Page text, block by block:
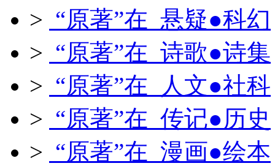
> “原著”在 悬疑●科幻
> “原著”在 诗歌●诗集
> “原著”在 人文●社科
> “原著”在 传记●历史
> “原著”在 漫画●绘本